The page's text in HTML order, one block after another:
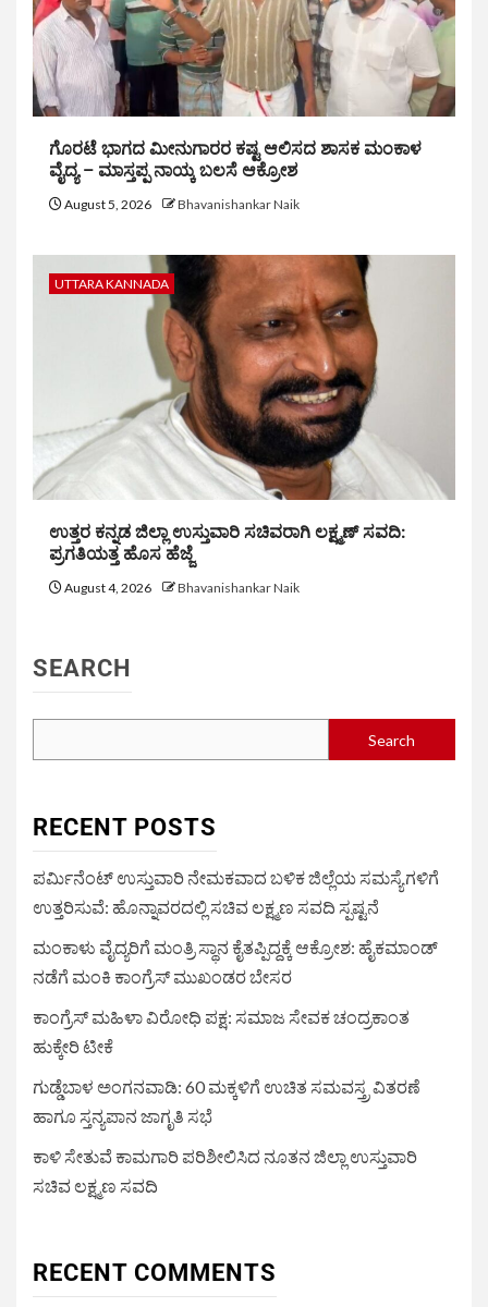
ಗೊರಟೆ ಭಾಗದ ಮೀನುಗಾರರ ಕಷ್ಟ ಆಲಿಸದ ಶಾಸಕ ಮಂಕಾಳ
ವೈದ್ಯ – ಮಾಸ್ತಪ್ಪ ನಾಯ್ಕ ಬಲಸೆ ಆಕ್ರೋಶ
August 5, 2026 Bhavanishankar Naik
UTTARA KANNADA
ಉತ್ತರ ಕನ್ನಡ ಜಿಲ್ಲಾ ಉಸ್ತುವಾರಿ ಸಚಿವರಾಗಿ ಲಕ್ಷ್ಮಣ್ ಸವದಿ:
ಪ್ರಗತಿಯತ್ತ ಹೊಸ ಹೆಜ್ಜೆ
August 4, 2026 Bhavanishankar Naik
SEARCH
Search
RECENT POSTS
ಪರ್ಮಿನೆಂಟ್ ಉಸ್ತುವಾರಿ ನೇಮಕವಾದ ಬಳಿಕ ಜಿಲ್ಲೆಯ ಸಮಸ್ಯೆಗಳಿಗೆ
ಉತ್ತರಿಸುವೆ: ಹೊನ್ನಾವರದಲ್ಲಿ ಸಚಿವ ಲಕ್ಷ್ಮಣ ಸವದಿ ಸ್ಪಷ್ಟನೆ
ಮಂಕಾಳು ವೈದ್ಯರಿಗೆ ಮಂತ್ರಿ ಸ್ಥಾನ ಕೈತಪ್ಪಿದ್ದಕ್ಕೆ ಆಕ್ರೋಶ: ಹೈಕಮಾಂಡ್
ನಡೆಗೆ ಮಂಕಿ ಕಾಂಗ್ರೆಸ್ ಮುಖಂಡರ ಬೇಸರ
ಕಾಂಗ್ರೆಸ್ ಮಹಿಳಾ ವಿರೋಧಿ ಪಕ್ಷ: ಸಮಾಜ ಸೇವಕ ಚಂದ್ರಕಾಂತ
ಹುಕ್ಕೇರಿ ಟೀಕೆ
ಗುಡ್ಡೆಬಾಳ ಅಂಗನವಾಡಿ: 60 ಮಕ್ಕಳಿಗೆ ಉಚಿತ ಸಮವಸ್ತ್ರ ವಿತರಣೆ
ಹಾಗೂ ಸ್ತನ್ಯಪಾನ ಜಾಗೃತಿ ಸಭೆ
ಕಾಳಿ ಸೇತುವೆ ಕಾಮಗಾರಿ ಪರಿಶೀಲಿಸಿದ ನೂತನ ಜಿಲ್ಲಾ ಉಸ್ತುವಾರಿ
ಸಚಿವ ಲಕ್ಷ್ಮಣ ಸವದಿ
RECENT COMMENTS